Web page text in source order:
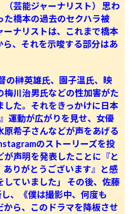
芸能ジャーナリスト）
思わ
た橋本の過去のセクハラ被
ーナリストは、これまで橋本
ら、それを示唆する部分はあ
の榊英雄氏、園子温氏、映
梅川治男氏などの性加害がた
した。それをきっかけに日本
運動が広がりを見せ、女優
原希子さんなどが声をあげる
のストーリーズを投
が声明を発表したことに『と
ありがとうございます』と感
ていました」 その後、佐藤
、《僕は撮影中、何度も
から、このドラマを降板させ